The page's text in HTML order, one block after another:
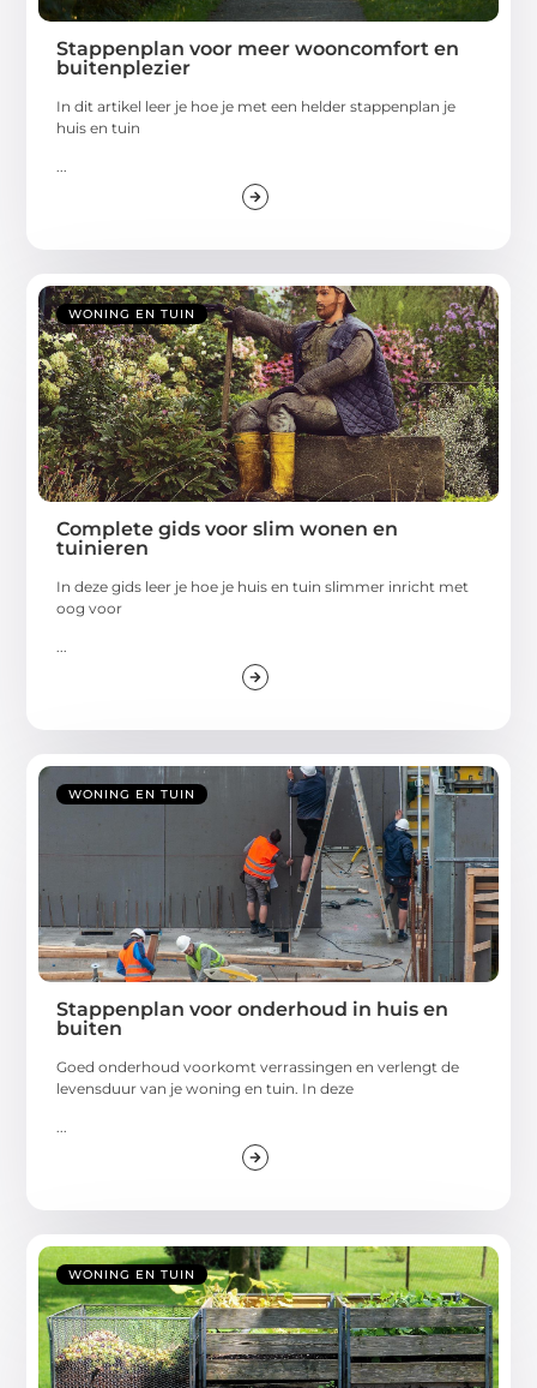
Stappenplan voor meer wooncomfort en
buitenplezier
In dit artikel leer je hoe je met een helder stappenplan je
huis en tuin
...
WONING EN TUIN
Complete gids voor slim wonen en
tuinieren
In deze gids leer je hoe je huis en tuin slimmer inricht met
oog voor
...
WONING EN TUIN
Stappenplan voor onderhoud in huis en
buiten
Goed onderhoud voorkomt verrassingen en verlengt de
levensduur van je woning en tuin. In deze
...
WONING EN TUIN